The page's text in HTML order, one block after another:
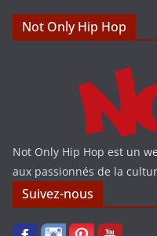
Not Only Hip Hop
Not Only Hip Hop est un
aux passionnés de la
Suivez-nous